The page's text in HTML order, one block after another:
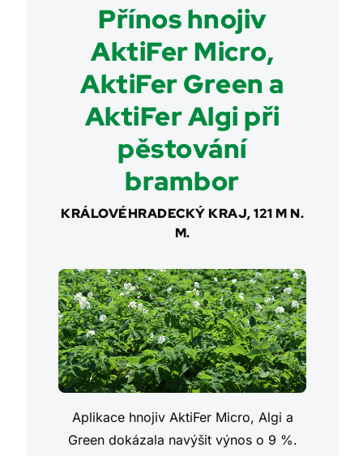
Přínos hnojiv
AktiFer Micro,
AktiFer Green a
AktiFer Algi při
pěstování
brambor
KRÁLOVÉHRADECKÝ KRAJ, 121 M N.
M.
Aplikace hnojiv AktiFer Micro, Algi a
Green dokázala navýšit výnos o 9 %.